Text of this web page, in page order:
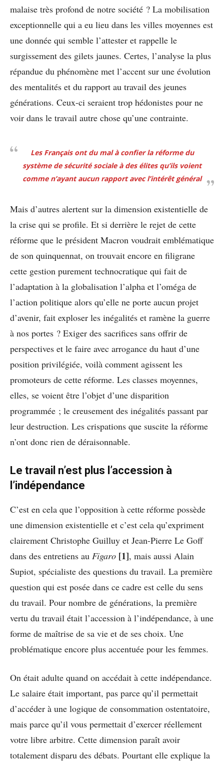
malaise très profond de notre société ? La mobilisation
exceptionnelle qui a eu lieu dans les villes moyennes est
une donnée qui semble l’attester et rappelle le
surgissement des gilets jaunes. Certes, l’analyse la plus
répandue du phénomène met l’accent sur une évolution
des mentalités et du rapport au travail des jeunes
générations. Ceux-ci seraient trop hédonistes pour ne
voir dans le travail autre chose qu’une contrainte.
Les Français ont du mal à confier la réforme du
système de sécurité sociale à des élites qu’ils voient
comme n’ayant aucun rapport avec l’intérêt général
Mais d’autres alertent sur la dimension existentielle de
la crise qui se profile. Et si derrière le rejet de cette
réforme que le président Macron voudrait emblématique
de son quinquennat, on trouvait encore en filigrane
cette gestion purement technocratique qui fait de
l’adaptation à la globalisation l’alpha et l’oméga de
l’action politique alors qu’elle ne porte aucun projet
d’avenir, fait exploser les inégalités et ramène la guerre
à nos portes ? Exiger des sacrifices sans offrir de
perspectives et le faire avec arrogance du haut d’une
position privilégiée, voilà comment agissent les
promoteurs de cette réforme. Les classes moyennes,
elles, se voient être l’objet d’une disparition
programmée ; le creusement des inégalités passant par
leur destruction. Les crispations que suscite la réforme
n’ont donc rien de déraisonnable.
Le travail n’est plus l’accession à
l’indépendance
C’est en cela que l’opposition à cette réforme possède
une dimension existentielle et c’est cela qu’expriment
clairement Christophe Guilluy et Jean-Pierre Le Goff
dans des entretiens au Figaro [1], mais aussi Alain
Supiot, spécialiste des questions du travail. La première
question qui est posée dans ce cadre est celle du sens
du travail. Pour nombre de générations, la première
vertu du travail était l’accession à l’indépendance, à une
forme de maîtrise de sa vie et de ses choix. Une
problématique encore plus accentuée pour les femmes.
On était adulte quand on accédait à cette indépendance.
Le salaire était important, pas parce qu’il permettait
d’accéder à une logique de consommation ostentatoire,
mais parce qu’il vous permettait d’exercer réellement
votre libre arbitre. Cette dimension paraît avoir
totalement disparu des débats. Pourtant elle explique la